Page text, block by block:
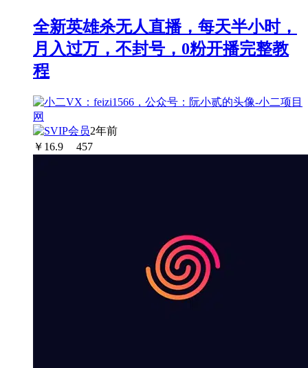
全新英雄杀无人直播，每天半小时，
月入过万，不封号，0粉开播完整教
程
2年前
￥ 16.9 457